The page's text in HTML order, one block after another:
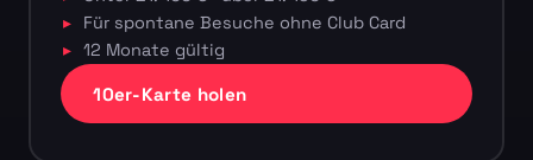
Für spontane Besuche ohne Club Card
12 Monate gültig
10er-Karte holen